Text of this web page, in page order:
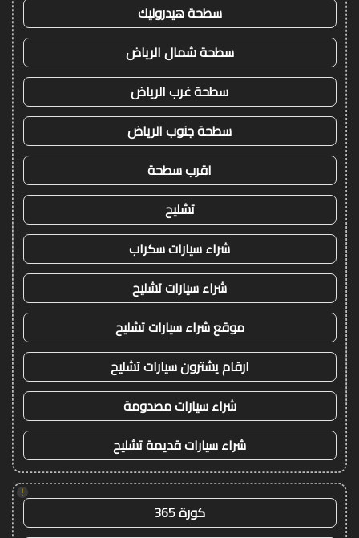
سطحة هيدروليك
سطحة شمال الرياض
سطحة غرب الرياض
سطحة جنوب الرياض
اقرب سطحة
تشليح
شراء سيارات سكراب
شراء سيارات تشليح
موقع شراء سيارات تشليح
ارقام يشترون سيارات تشليح
شراء سيارات مصدومة
شراء سيارات قديمة تشليح
!
كورة 365